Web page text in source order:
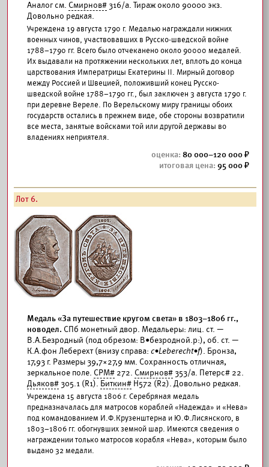
Аналог см. Смирнов#316/а. Тираж около 90000 экз.
Довольно редкая.
Учреждена 19 августа 1790 г. Медалью награждали нижних
военных чинов, участвовавших в Русско-шведской войне
1788–1790 гг. Всего было отчеканено около 90000 медалей.
Их выдавали на протяжении нескольких лет, вплоть до конца
царствования Императрицы Екатерины II. Мирный договор
между Россией и Швецией, положивший конец Русско-
шведской войне 1788–1790 гг., был заключен 3 августа 1790 г.
при деревне Вереле. По Верельскому миру границы обоих
государств остались в прежнем виде, обе стороны возвратили
все места, занятые войсками той или другой державы во
владениях неприятеля.
80 000–120 000
95 000
Лот 6.
Медаль «За путешествие кругом света» в 1803–1806 гг.,
новодел. СПб монетный двор. Медальеры: лиц. ст. —
В.А.Безродный (под обрезом: В•безродной.р:), об. ст. —
К.А.фон Леберехт (внизу справа: c•Leberecht•f). Бронза,
17,93 г. Размеры 39,7×27,9 мм. Сохранность отличная,
зеркальное поле. СРМ# 272. Смирнов#353/а. Петерс# 22.
Дьяков#305.1 (R1). Биткин# Н572 (R2). Довольно редкая.
Учреждена 15 августа 1806 г. Серебряная медаль
предназначалась для матросов кораблей «Надежда» и «Нева»
под командованием И.Ф.Крузенштерна и Ю.Ф.Лисянского, в
1803–1806 гг. обогнувших земной шар. Имеются сведения о
награждении только матросов корабля «Нева», которым было
выдано 32 медали.